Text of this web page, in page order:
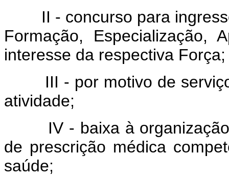
II - concurso para
Formação, Especialização,
interesse da respectiva Força;
III - por motivo de serviço
atividade;
IV - baixa à organização
de prescrição médica
saúde;